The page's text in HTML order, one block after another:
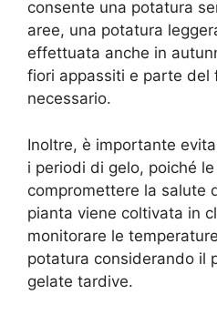
consente una potatura
aree, una potatura
effettuata anche in
fiori appassiti e parte del
necessario.
Inoltre, è importante
i periodi di gelo, poiché
compromettere la salute
pianta viene coltivata in
monitorare le
potatura considerando il
gelate tardive.